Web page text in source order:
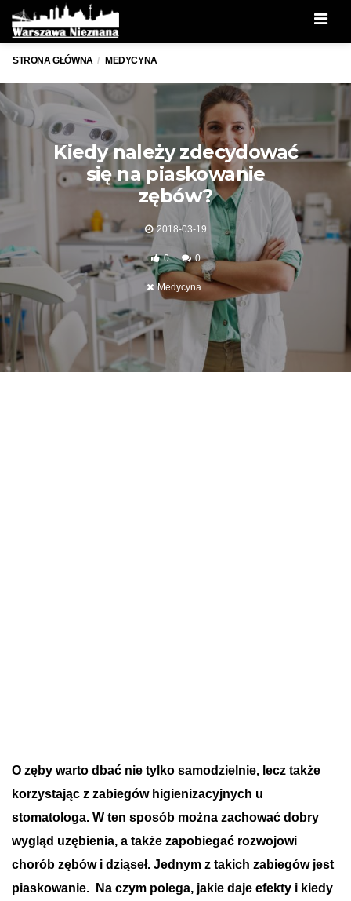
STRONA GŁÓWNA MEDYCYNA
Kiedy należy zdecydować
się na piaskowanie
zębów?
2018-03-19
0 0
Medycyna
O zęby warto dbać nie tylko samodzielnie, lecz także
korzystając z zabiegów higienizacyjnych u
stomatologa. W ten sposób można zachować dobry
wygląd uzębienia, a także zapobiegać rozwojowi
chorób zębów i dziąseł. Jednym z takich zabiegów jest
piaskowanie. Na czym polega, jakie daje efekty i kiedy